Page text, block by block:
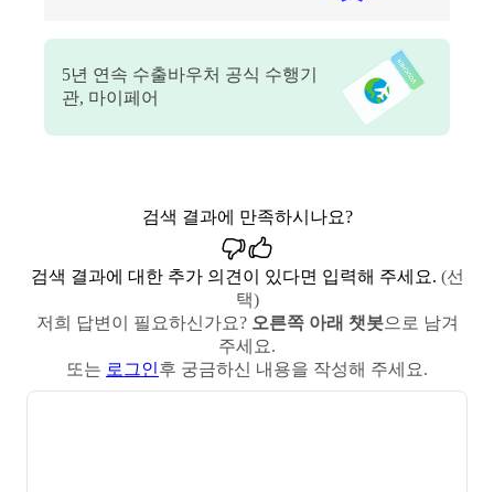
5년 연속 수출바우처 공식 수행기
관, 마이페어
검색 결과에 만족하시나요?
검색 결과에 대한 추가 의견이 있다면 입력해 주세요. (선
택)
저희 답변이 필요하신가요? 오른쪽 아래 챗봇으로 남겨
주세요.
또는 로그인후 궁금하신 내용을 작성해 주세요.